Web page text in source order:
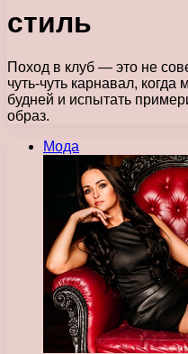
стиль
Поход в клуб — это не
чуть-чуть карнавал,
будней и испытать
образ.
Мода